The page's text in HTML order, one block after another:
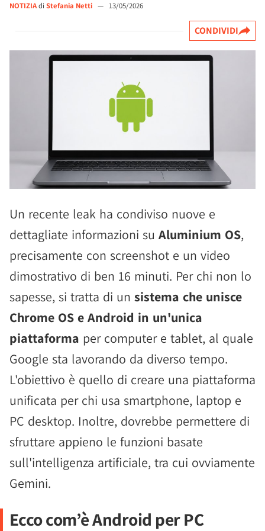
NOTIZIAdi Stefania Netti — 13/05/2026
CONDIVIDI
Un recente leak ha condiviso nuove e
dettagliate informazioni su Aluminium OS,
precisamente con screenshot e un video
dimostrativo di ben 16 minuti. Per chi non lo
sapesse, si tratta di un sistema che unisce
Chrome OS e Android in un'unica
piattaforma per computer e tablet, al quale
Google sta lavorando da diverso tempo.
L'obiettivo è quello di creare una piattaforma
unificata per chi usa smartphone, laptop e
PC desktop. Inoltre, dovrebbe permettere di
sfruttare appieno le funzioni basate
sull'intelligenza artificiale, tra cui ovviamente
Gemini.
Ecco com’è Android per PC